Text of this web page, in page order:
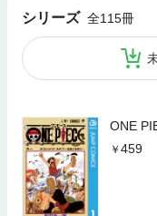
シリーズ 全115冊
ONE
459